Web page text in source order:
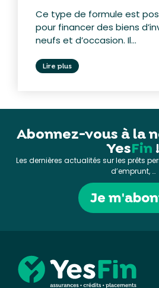
Ce type de formule est
pour financer des biens
neufs et d’occasion. Il...
Lire plus
Abonnez-vous à la
YesFin !
Les dernières actualités sur les prêts
d’emprunt, …
Je